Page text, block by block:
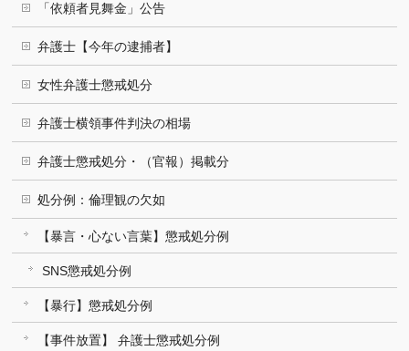
「依頼者見舞金」公告
弁護士【今年の逮捕者】
女性弁護士懲戒処分
弁護士横領事件判決の相場
弁護士懲戒処分・（官報）掲載分
処分例：倫理観の欠如
【暴言・心ない言葉】懲戒処分例
SNS懲戒処分例
【暴行】懲戒処分例
【事件放置】 弁護士懲戒処分例